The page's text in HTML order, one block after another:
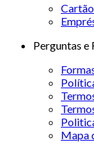
Perguntas e
Mapa